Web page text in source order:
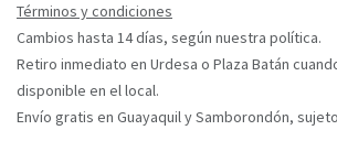
Términos y condiciones
Cambios hasta 14 días, según nuestra política.
Retiro inmediato en Urdesa o Plaza Batán
disponible en el local.
Envío gratis en Guayaquil y Samborondón,